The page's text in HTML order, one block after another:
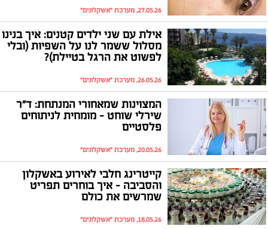
27.05.26, מערכת "אשקלונים"
אילת עם שני ילדים קטנים: איך בנינו
מסלול ששמר לנו על השפיות (ובלי
לפשוט את הרגל בטיילת)?
26.05.26, מערכת "אשקלונים"
המצוינות שמאחורי המנתחת: ד"ר
שירלי שוחט - מומחית לניתוחים
פלסטיים
20.05.26, מערכת "אשקלונים"
קייטרינג חלבי לאירוע באשקלון
והסביבה - איך בוחרים תפריט
שמרשים את כולם
18.05.26, מערכת "אשקלונים"